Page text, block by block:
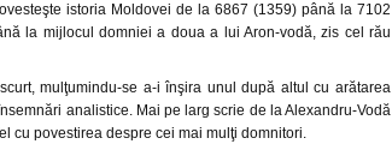
istoria Moldovei de la 6867 (1359) până la 7102
la mijlocul domniei a doua a lui Aron-vodă, zis cel rău
mulţumindu-se a-i înşira unul după altul cu arătarea
analistice. Mai pe larg scrie de la Alexandru-Vodă
cu povestirea despre cei mai mulţi domnitori.